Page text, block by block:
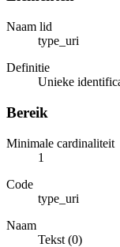
Naam lid
type_uri
Definitie
Unieke
Bereik
Minimale cardinaliteit
1
Code
type_uri
Naam
Tekst (0)